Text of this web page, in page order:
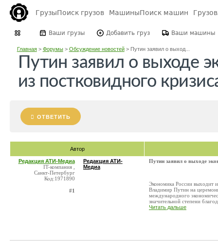
ГрузыПоиск грузов МашиныПоиск машин
Ваши грузы Добавить груз Ваши машины
Главная> Форумы> Обсуждение новостей> Путин заявил о выход...
Путин заявил о выходе
из постковидного
ОТВЕТИТЬ
Автор
Редакция АТИ-Медиа
IT-компания ,
Санкт-Петербург
Код:1971890
#1
Редакция АТИ-
Медиа
Путин заявил о выходе
Экономика России выходит
Владимир Путин на
международного
значительной степени
Читать дальше